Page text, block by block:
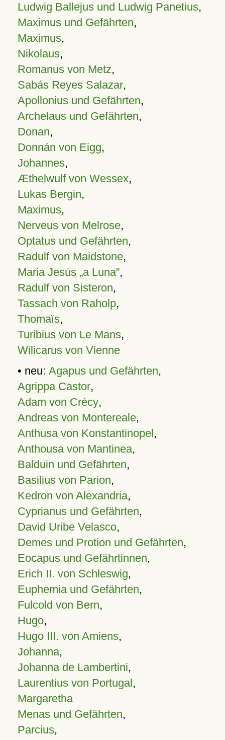
Ludwig Ballejus und Ludwig Panetius,
Maximus und Gefährten,
Maximus,
Nikolaus,
Romanus von Metz,
Sabás Reyes Salazar,
Apollonius und Gefährten,
Archelaus und Gefährten,
Donan,
Donnán von Eigg,
Johannes,
Æthelwulf von Wessex,
Lukas Bergin,
Maximus,
Nerveus von Melrose,
Optatus und Gefährten,
Radulf von Maidstone,
Maria Jesús „a Luna”,
Radulf von Sisteron,
Tassach von Raholp,
Thomaïs,
Turibius von Le Mans,
Wilicarus von Vienne
• neu: Agapus und Gefährten,
Agrippa Castor,
Adam von Crécy,
Andreas von Montereale,
Anthusa von Konstantinopel,
Anthousa von Mantinea,
Balduin und Gefährten,
Basilius von Parion,
Kedron von Alexandria,
Cyprianus und Gefährten,
David Uribe Velasco,
Demes und Protion und Gefährten,
Eocapus und Gefährtinnen,
Erich II. von Schleswig,
Euphemia und Gefährten,
Fulcold von Bern,
Hugo,
Hugo III. von Amiens,
Johanna,
Johanna de Lambertini,
Laurentius von Portugal,
Margaretha
Menas und Gefährten,
Parcius,